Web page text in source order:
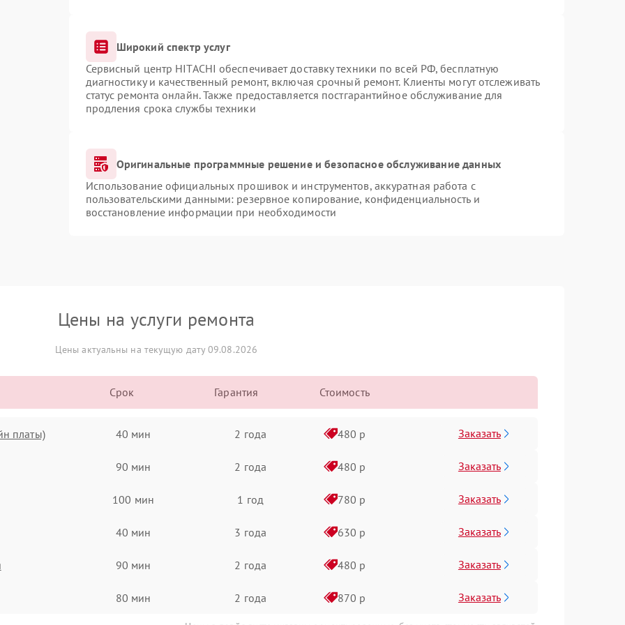
Широкий спектр услуг
Сервисный центр HITACHI обеспечивает доставку техники по всей РФ, бесплатную
диагностику и качественный ремонт, включая срочный ремонт. Клиенты могут отслеживать
статус ремонта онлайн. Также предоставляется постгарантийное обслуживание для
продления срока службы техники
Оригинальные программные решение и безопасное обслуживание данных
Использование официальных прошивок и инструментов, аккуратная работа с
пользовательскими данными: резервное копирование, конфиденциальность и
восстановление информации при необходимости
Цены на услуги ремонта
Цены актуальны на текущую дату 09.08.2026
Срок Гарантия Стоимость
платы) 40 мин 2 года 480 р Заказать
90 мин 2 года 480 р Заказать
100 мин 1 год 780 р Заказать
40 мин 3 года 630 р Заказать
90 мин 2 года 480 р Заказать
80 мин 2 года 870 р Заказать